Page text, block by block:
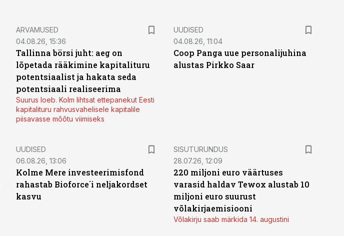
ARVAMUSED
04.08.26, 15:36
Tallinna börsi juht: aeg on
lõpetada rääkimine kapitalituru
potentsiaalist ja hakata seda
potentsiaali realiseerima
Suurus loeb. Kolm lihtsat ettepanekut Eesti
kapitalituru rahvusvahelisele kapitalile
piisavasse mõõtu viimiseks
UUDISED
04.08.26, 11:04
Coop Panga uue personalijuhina
alustas Pirkko Saar
UUDISED
06.08.26, 13:06
Kolme Mere investeerimisfond
rahastab Bioforce´i neljakordset
kasvu
ST
SISUTURUNDUS
28.07.26, 12:09
220 miljoni euro väärtuses
varasid haldav Tewox alustab 10
miljoni euro suurust
võlakirjaemisiooni
Võlakirju saab märkida 14. augustini